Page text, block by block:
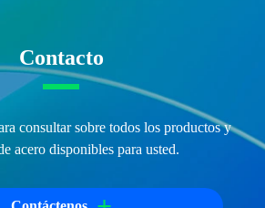
Contacto
consultar sobre todos los productos y
acero disponibles para usted.